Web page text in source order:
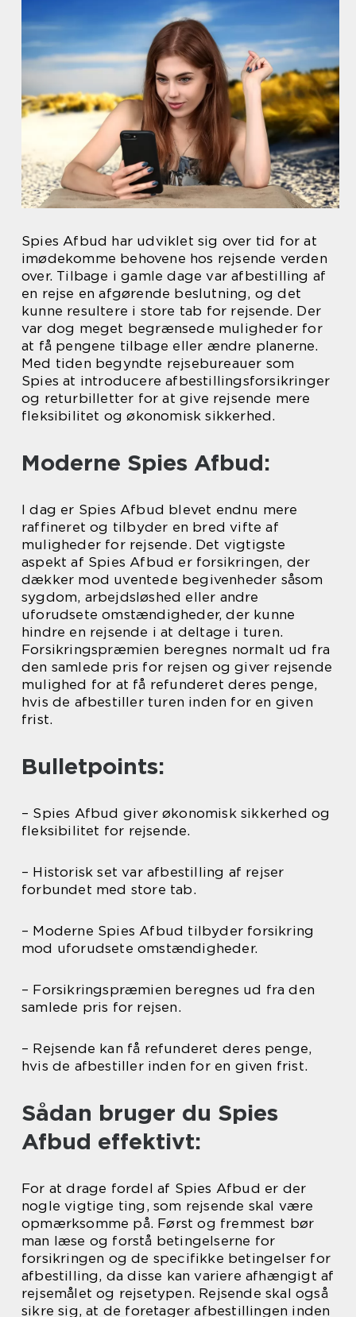
Spies Afbud har udviklet sig over tid for at
imødekomme behovene hos rejsende verden
over. Tilbage i gamle dage var afbestilling af
en rejse en afgørende beslutning, og det
kunne resultere i store tab for rejsende. Der
var dog meget begrænsede muligheder for
at få pengene tilbage eller ændre planerne.
Med tiden begyndte rejsebureauer som
Spies at introducere afbestillingsforsikringer
og returbilletter for at give rejsende mere
fleksibilitet og økonomisk sikkerhed.
Moderne Spies Afbud:
I dag er Spies Afbud blevet endnu mere
raffineret og tilbyder en bred vifte af
muligheder for rejsende. Det vigtigste
aspekt af Spies Afbud er forsikringen, der
dækker mod uventede begivenheder såsom
sygdom, arbejdsløshed eller andre
uforudsete omstændigheder, der kunne
hindre en rejsende i at deltage i turen.
Forsikringspræmien beregnes normalt ud fra
den samlede pris for rejsen og giver rejsende
mulighed for at få refunderet deres penge,
hvis de afbestiller turen inden for en given
frist.
Bulletpoints:
– Spies Afbud giver økonomisk sikkerhed og
fleksibilitet for rejsende.
– Historisk set var afbestilling af rejser
forbundet med store tab.
– Moderne Spies Afbud tilbyder forsikring
mod uforudsete omstændigheder.
– Forsikringspræmien beregnes ud fra den
samlede pris for rejsen.
– Rejsende kan få refunderet deres penge,
hvis de afbestiller inden for en given frist.
Sådan bruger du Spies
Afbud effektivt:
For at drage fordel af Spies Afbud er der
nogle vigtige ting, som rejsende skal være
opmærksomme på. Først og fremmest bør
man læse og forstå betingelserne for
forsikringen og de specifikke betingelser for
afbestilling, da disse kan variere afhængigt af
rejsemålet og rejsetypen. Rejsende skal også
sikre sig, at de foretager afbestillingen inden